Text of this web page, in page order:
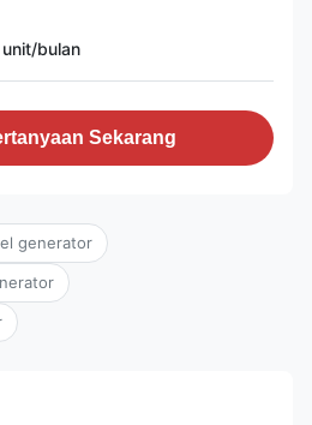
bulan
Sekarang
generator